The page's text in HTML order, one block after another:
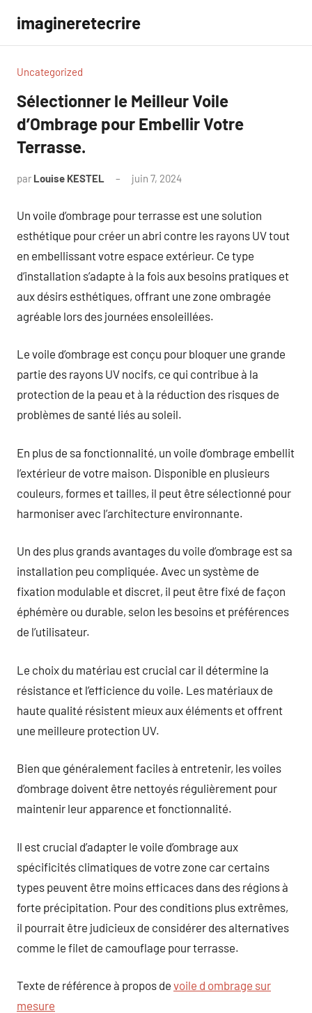
contenu
imagineretecrire
Uncategorized
Sélectionner le Meilleur Voile
d’Ombrage pour Embellir Votre
Terrasse.
par Louise KESTEL juin 7, 2024
Un voile d’ombrage pour terrasse est une solution
esthétique pour créer un abri contre les rayons UV tout
en embellissant votre espace extérieur. Ce type
d’installation s’adapte à la fois aux besoins pratiques et
aux désirs esthétiques, offrant une zone ombragée
agréable lors des journées ensoleillées.
Le voile d’ombrage est conçu pour bloquer une grande
partie des rayons UV nocifs, ce qui contribue à la
protection de la peau et à la réduction des risques de
problèmes de santé liés au soleil.
En plus de sa fonctionnalité, un voile d’ombrage embellit
l’extérieur de votre maison. Disponible en plusieurs
couleurs, formes et tailles, il peut être sélectionné pour
harmoniser avec l’architecture environnante.
Un des plus grands avantages du voile d’ombrage est sa
installation peu compliquée. Avec un système de
fixation modulable et discret, il peut être fixé de façon
éphémère ou durable, selon les besoins et préférences
de l’utilisateur.
Le choix du matériau est crucial car il détermine la
résistance et l’efficience du voile. Les matériaux de
haute qualité résistent mieux aux éléments et offrent
une meilleure protection UV.
Bien que généralement faciles à entretenir, les voiles
d’ombrage doivent être nettoyés régulièrement pour
maintenir leur apparence et fonctionnalité.
Il est crucial d’adapter le voile d’ombrage aux
spécificités climatiques de votre zone car certains
types peuvent être moins efficaces dans des régions à
forte précipitation. Pour des conditions plus extrêmes,
il pourrait être judicieux de considérer des alternatives
comme le filet de camouflage pour terrasse.
Texte de référence à propos de voile d ombrage sur
mesure